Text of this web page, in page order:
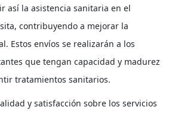
así la asistencia sanitaria en el
contribuyendo a mejorar la
Estos envíos se realizarán a los
que tengan capacidad y madurez
tratamientos sanitarios.
y satisfacción sobre los servicios